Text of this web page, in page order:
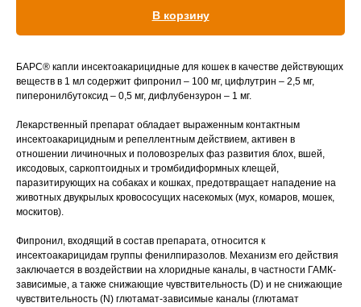
Лечение шиншилл
Вакцинация кроликов
Вакцинация хорьков
В корзину
БАРС® капли инсектоакарицидные для кошек в качестве действующих
веществ в 1 мл содержит фипронил – 100 мг, цифлутрин – 2,5 мг,
пиперонилбутоксид – 0,5 мг, дифлубензурон – 1 мг.
Лекарственный препарат обладает выраженным контактным
инсектоакарицидным и репеллентным действием, активен в
отношении личиночных и половозрелых фаз развития блох, вшей,
иксодовых, саркоптоидных и тромбидиформных клещей,
паразитирующих на собаках и кошках, предотвращает нападение на
животных двукрылых кровососущих насекомых (мух, комаров, мошек,
москитов).
Фипронил, входящий в состав препарата, относится к
инсектоакарицидам группы фенилпиразолов. Механизм его действия
заключается в воздействии на хлоридные каналы, в частности ГАМК-
зависимые, а также снижающие чувствительность (D) и не снижающие
чувствительность (N) глютамат-зависимые каналы (глютамат